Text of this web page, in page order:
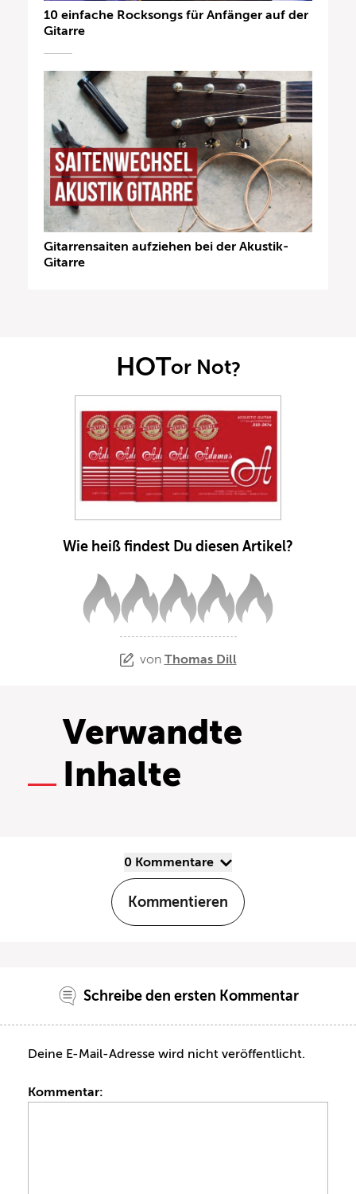
10 einfache Rocksongs für Anfänger auf der
Gitarre
Gitarrensaiten aufziehen bei der Akustik-
Gitarre
HOTor Not?
Wie heiß findest Du diesen Artikel?
von Thomas Dill
Verwandte
Inhalte
0 Kommentare
Kommentieren
Schreibe den ersten Kommentar
Deine E-Mail-Adresse wird nicht veröffentlicht.
Kommentar: